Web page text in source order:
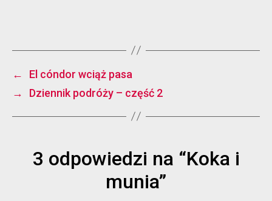
←
El cóndor wciąż pasa
→
Dziennik podróży – część 2
3 odpowiedzi na “Koka i
munia”